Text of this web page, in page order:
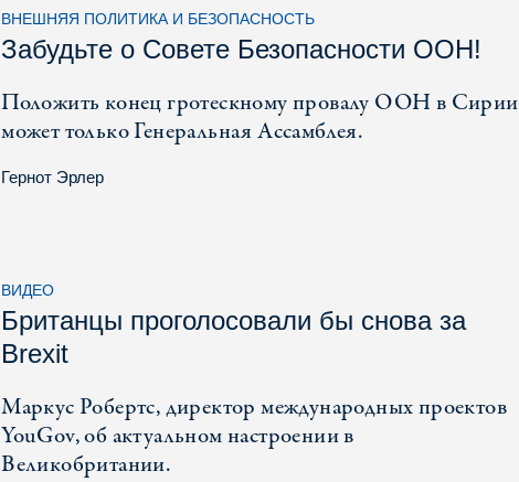
ВНЕШНЯЯ ПОЛИТИКА И БЕЗОПАСНОСТЬ
Забудьте о Совете Безопасности ООН!
Положить конец гротескному провалу ООН в Сирии
может только Генеральная Ассамблея.
Гернот Эрлер
ВИДЕО
Британцы проголосовали бы снова за
Brexit
Маркус Робертс, директор международных проектов
YouGov, об актуальном настроении в
Великобритании.